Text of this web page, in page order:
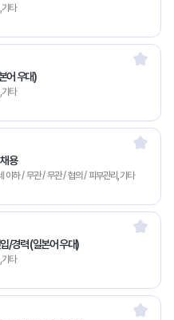
타
어 우대)
타
용
하 / 무관 / 무관 / 협의 / 피부관리,기타
/경력 (일본어 우대)
타